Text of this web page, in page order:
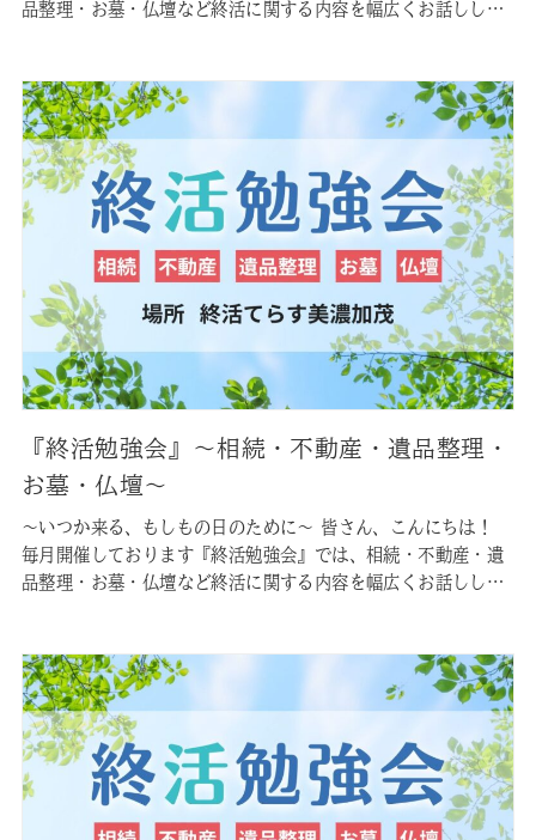
品整理・お墓・仏壇など終活に関する内容を幅広くお話しして
ださいませ。 なお参加にはご予約が必要です。お手数ですが下
記のリンクからご予…
『終活勉強会』〜相続・不動産・遺品整理・
お墓・仏壇〜
〜いつか来る、もしもの日のために〜 皆さん、こんにちは！
毎月開催しております『終活勉強会』では、相続・不動産・遺
品整理・お墓・仏壇など終活に関する内容を幅広くお話しして
ださいませ。 なお参加にはご予約が必要です。お手数ですが下
記のリンクからご予…